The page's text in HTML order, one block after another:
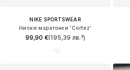
NIKE SPORTSWEAR
Ниски маратонки 'Cortez'
99,90 €(195,39 лв.³)